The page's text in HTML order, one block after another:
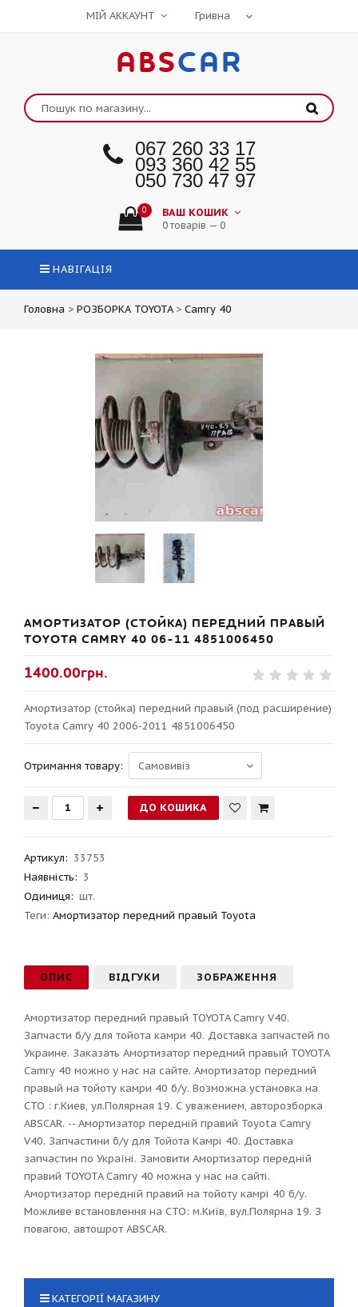
МІЙ АККАУНТ
ABSCAR
067 260 33 17
093 360 42 55
050 730 47 97
0 ВАШ КОШИК
0 товарів — 0
НАВІГАЦІЯ
Головна > РОЗБОРКА TOYOTA > Camry 40
АМОРТИЗАТОР (СТОЙКА) ПЕРЕДНИЙ ПРАВЫЙ
TOYOTA CAMRY 40 06-11 4851006450
1400.00грн.
Амортизатор (стойка) передний правый (под расширение)
Toyota Camry 40 2006-2011 4851006450
Отримання товару:
Артикул: 33753
Наявність: 3
Одиниця: шт.
Теги: Амортизатор передний правый Toyota
ОПИС ВІДГУКИ ЗОБРАЖЕННЯ
Амортизатор передний правый TOYOTA Camry V40.
Запчасти б/у для тойота камри 40. Доставка запчастей по
Украине. Заказать Амортизатор передний правый TOYOTA
Camry 40 можно у нас на сайте. Амортизатор передний
правый на тойоту камри 40 б/у. Возможна установка на
СТО : г.Киев, ул.Полярная 19. С уважением, авторозборка
ABSCAR. -- Амортизатор передній правий Toyota Camry
V40. Запчастини б/у для Тойота Камрі 40. Доставка
запчастин по Україні. Замовити Амортизатор передній
правий TOYOTA Camry 40 можна у нас на сайті.
Амортизатор передній правий на тойоту камрі 40 б/у.
Можливе встановлення на СТО: м.Київ, вул.Полярна 19. З
повагою, автошрот ABSCAR.
КАТЕГОРІЇ МАГАЗИНУ